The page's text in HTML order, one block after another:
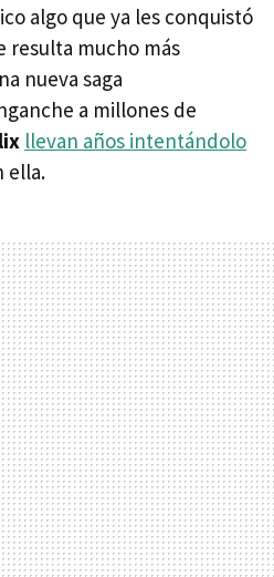
algo que ya les conquistó
resulta mucho más
nueva saga
a millones de
llevan años intentándolo
ella.